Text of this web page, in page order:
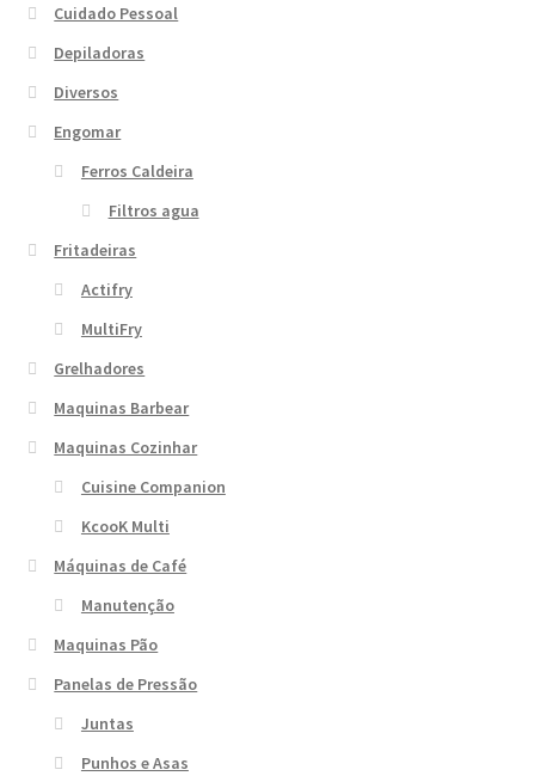
Cuidado Pessoal
Depiladoras
Diversos
Engomar
Ferros Caldeira
Filtros agua
Fritadeiras
Actifry
MultiFry
Grelhadores
Maquinas Barbear
Maquinas Cozinhar
Cuisine Companion
KcooK Multi
Máquinas de Café
Manutenção
Maquinas Pão
Panelas de Pressão
Juntas
Punhos e Asas